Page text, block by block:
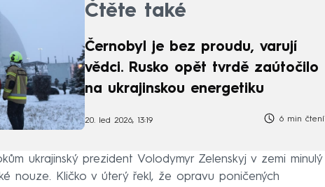
Čtěte také
Černobyl je bez proudu, varují
vědci. Rusko opět tvrdě zaútočilo
na ukrajinskou energetiku
20. led 2026, 13:19 6 min čtení
ukrajinský prezident Volodymyr Zelenskyj v zemi minulý
nouze. Kličko v úterý řekl, že opravu poničených